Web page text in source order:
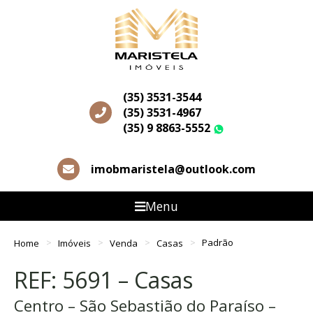
(35) 3531-3544
(35) 3531-4967
(35) 9 8863-5552
imobmaristela@outlook.com
Menu
Home Imóveis Venda Casas Padrão
REF: 5691 – Casas
Centro – São Sebastião do Paraíso –